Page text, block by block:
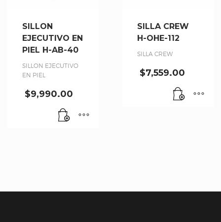
SILLON
EJECUTIVO EN
PIEL H-AB-40
SILLON EJECUTIVO
EN PIEL
$9,990.00
SILLA CREW
H-OHE-112
SILLA CREW
$7,559.00